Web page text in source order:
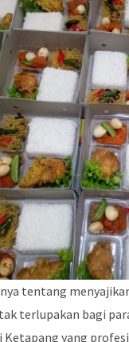
tentang
terlupakan bagi
Ketapang yang